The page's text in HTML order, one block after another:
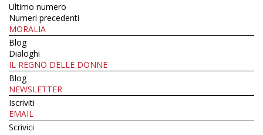
Ultimo numero
Numeri precedenti
MORALIA
Blog
Dialoghi
IL REGNO DELLE DONNE
Blog
NEWSLETTER
Iscriviti
EMAIL
Scrivici